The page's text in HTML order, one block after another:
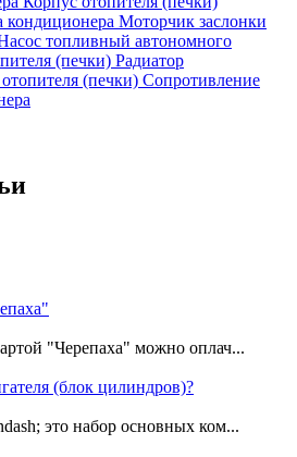
кондиционера Моторчик заслонки
топливный автономного
(печки) Радиатор
(печки) Сопротивление
"Черепаха" можно оплач...
(блок цилиндров)?
это набор основных ком...